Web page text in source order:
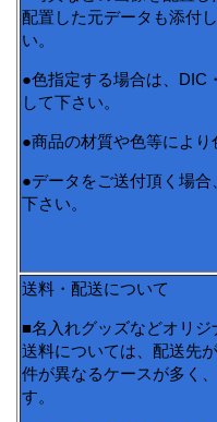
配置した元データも添付
い。
●色指定する場合は、DIC
して下さい。
●商品の材質や色等により
●データをご送付頂く場
下さい。
送料・配送について
■名入れグッズなどオリジ
送料については、配送先
件が異なるケースが多く
す。